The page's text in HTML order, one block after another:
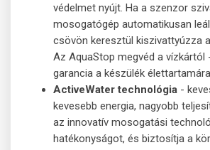
védelmet nyújt. Ha a szenzor
mosogatógép automatikusan
csövön keresztül kiszivattyúzza
Az AquaStop megvéd a vízkártól
garancia a készülék
ActiveWater technológia -
kevesebb energia, nagyobb
az innovatív mosogatási
hatékonyságot, és biztosítja a